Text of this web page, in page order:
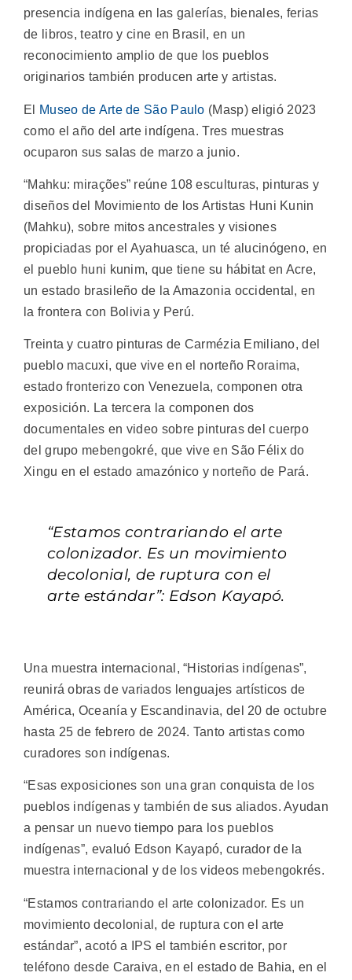
presencia indígena en las galerías, bienales, ferias
de libros, teatro y cine en Brasil, en un
reconocimiento amplio de que los pueblos
originarios también producen arte y artistas.
El Museo de Arte de São Paulo (Masp) eligió 2023
como el año del arte indígena. Tres muestras
ocuparon sus salas de marzo a junio.
“Mahku: mirações” reúne 108 esculturas, pinturas y
diseños del Movimiento de los Artistas Huni Kunin
(Mahku), sobre mitos ancestrales y visiones
propiciadas por el Ayahuasca, un té alucinógeno, en
el pueblo huni kunim, que tiene su hábitat en Acre,
un estado brasileño de la Amazonia occidental, en
la frontera con Bolivia y Perú.
Treinta y cuatro pinturas de Carmézia Emiliano, del
pueblo macuxi, que vive en el norteño Roraima,
estado fronterizo con Venezuela, componen otra
exposición. La tercera la componen dos
documentales en video sobre pinturas del cuerpo
del grupo mebengokré, que vive en São Félix do
Xingu en el estado amazónico y norteño de Pará.
“Estamos contrariando el arte
colonizador. Es un movimiento
decolonial, de ruptura con el
arte estándar”: Edson Kayapó.
Una muestra internacional, “Historias indígenas”,
reunirá obras de variados lenguajes artísticos de
América, Oceanía y Escandinavia, del 20 de octubre
hasta 25 de febrero de 2024. Tanto artistas como
curadores son indígenas.
“Esas exposiciones son una gran conquista de los
pueblos indígenas y también de sus aliados. Ayudan
a pensar un nuevo tiempo para los pueblos
indígenas”, evaluó Edson Kayapó, curador de la
muestra internacional y de los videos mebengokrés.
“Estamos contrariando el arte colonizador. Es un
movimiento decolonial, de ruptura con el arte
estándar”, acotó a IPS el también escritor, por
teléfono desde Caraiva, en el estado de Bahia, en el